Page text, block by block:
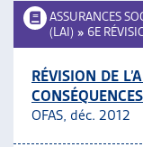
JOURNÉES D’AUTOMNE
ASSURANCES
(LAI) » 6E
RÉVISION DE
OFAS, déc. 2012